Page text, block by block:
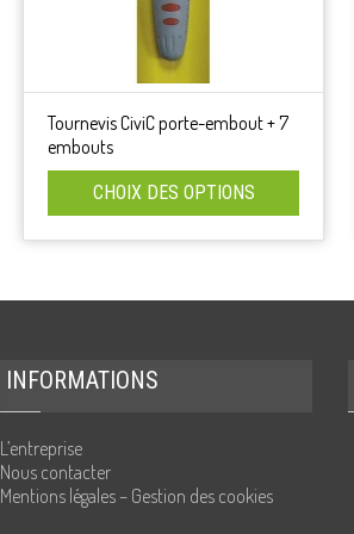
Tournevis CiviC porte-embout + 7
embouts
CHOIX DES OPTIONS
INFORMATIONS
L’entreprise
Nous contacter
Mentions légales – Gestion des cookies